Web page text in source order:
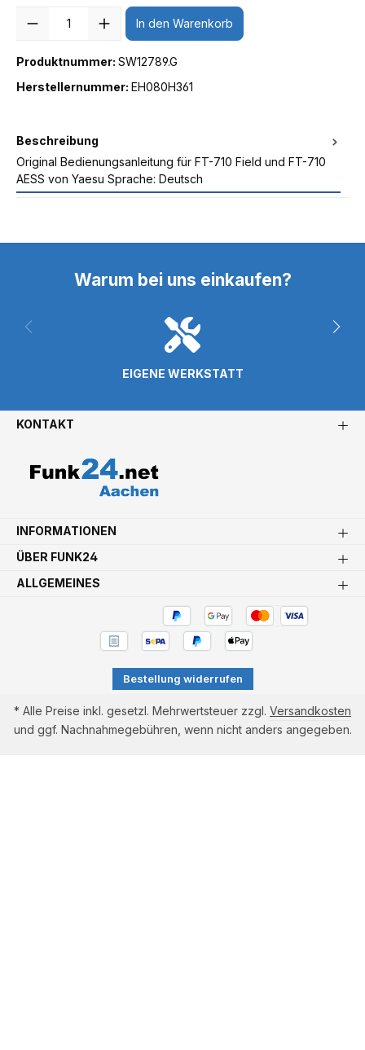
In den Warenkorb
Produktnummer: SW12789.G
Herstellernummer: EH080H361
Beschreibung
Original Bedienungsanleitung für FT-710 Field und FT-710
AESS von Yaesu Sprache: Deutsch
Warum bei uns einkaufen?
EIGENE WERKSTATT
KONTAKT
INFORMATIONEN
ÜBER FUNK24
ALLGEMEINES
Bestellung widerrufen
* Alle Preise inkl. gesetzl. Mehrwertsteuer zzgl. Versandkosten
und ggf. Nachnahmegebühren, wenn nicht anders angegeben.